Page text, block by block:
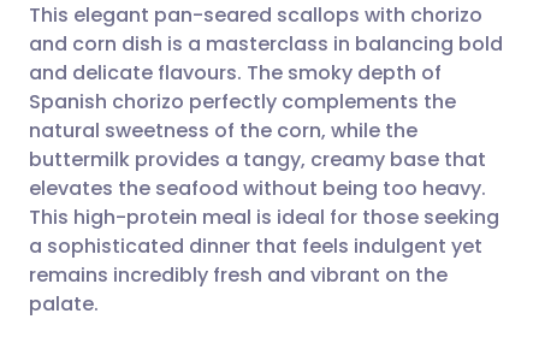
Partager par email
Partager sur Facebook
Partager via LinkedIn
Partager via X
🇬🇧 English 🇩🇪 Deutsch
🇪🇸 Español 🇫🇷 Français
🇮🇹 Italiano 🇵🇹
🇮🇳 हिन्दी
This elegant pan-seared scallops with chorizo
and corn dish is a masterclass in balancing bold
and delicate flavours. The smoky depth of
Spanish chorizo perfectly complements the
natural sweetness of the corn, while the
buttermilk provides a tangy, creamy base that
elevates the seafood without being too heavy.
This high-protein meal is ideal for those seeking
a sophisticated dinner that feels indulgent yet
remains incredibly fresh and vibrant on the
palate.